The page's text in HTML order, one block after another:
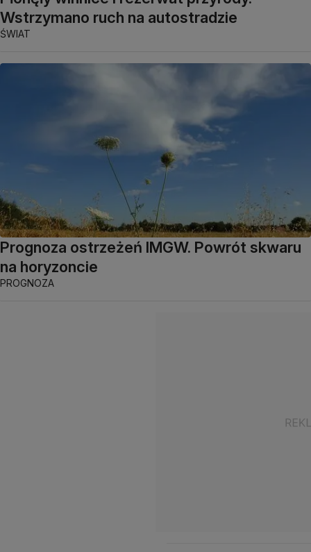
Wstrzymano ruch na autostradzie
ŚWIAT
Prognoza ostrzeżeń IMGW. Powrót skwaru
na horyzoncie
PROGNOZA